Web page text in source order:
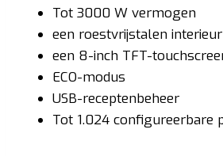
Tot 3000 W vermogen
een roestvrijstalen interieur
een 8-inch TFT-
ECO-modus
USB-receptenbeheer
Tot 1.024 configureerbare